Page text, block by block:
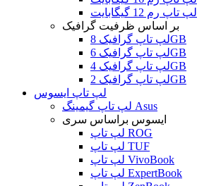
لپ تاپ رم 12 گیگابایت
بر اساس ظرفیت گرافیک
لپ تاپ گرافیک 8GB
لپ تاپ گرافیک 6GB
لپ تاپ گرافیک 4GB
لپ تاپ گرافیک 2GB
لپ تاپ ایسوس
لپ تاپ گیمینگ Asus
ایسوس براساس سری
لپ تاپ ROG
لپ تاپ TUF
لپ تاپ VivoBook
لپ تاپ ExpertBook